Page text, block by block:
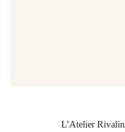
L’Atelier Rivalin